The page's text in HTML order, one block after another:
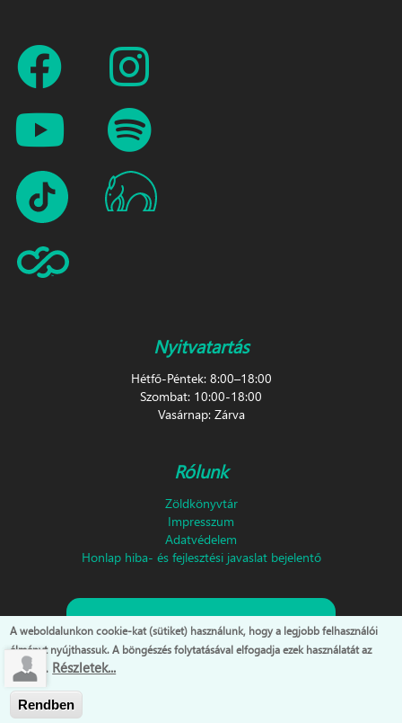
Nyitvatartás
Hétfő-Péntek: 8:00–18:00
Szombat: 10:00-18:00
Vasárnap: Zárva
Rólunk
Zöldkönyvtár
Impresszum
Adatvédelem
Honlap hiba- és fejlesztési javaslat bejelentő
Feliratkozás hírlevélre!
A weboldalunkon cookie-kat (sütiket) használunk, hogy a legjobb felhasználói
élményt nyújthassuk. A böngészés folytatásával elfogadja ezek használatát az
oldalon. Részletek...
Rendben